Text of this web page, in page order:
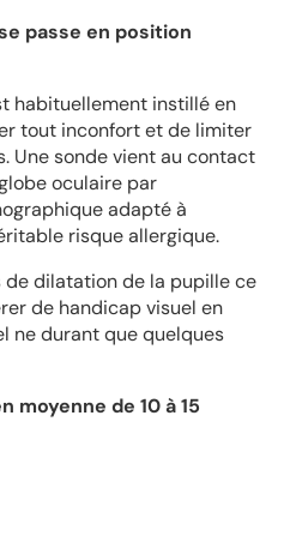
passe en position
habituellement instillé en
tout inconfort et de limiter
Une sonde vient au contact
oculaire par
adapté à
risque allergique.
de dilatation de la pupille ce
de handicap visuel en
ne durant que quelques
moyenne de 10 à 15